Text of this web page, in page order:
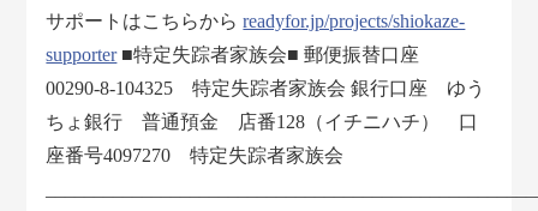
サポートはこちらからreadyfor.jp/projects/shiokaze-
supporter■特定失踪者家族会■ 郵便振替口座
00290-8-104325 特定失踪者家族会 銀行口座 ゆう
ちょ銀行 普通預金 店番128（イチニハチ） 口
座番号4097270 特定失踪者家族会